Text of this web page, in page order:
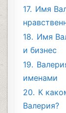
17. Имя
18. Имя
и бизнес
19.
именами
20. К
Валерия?